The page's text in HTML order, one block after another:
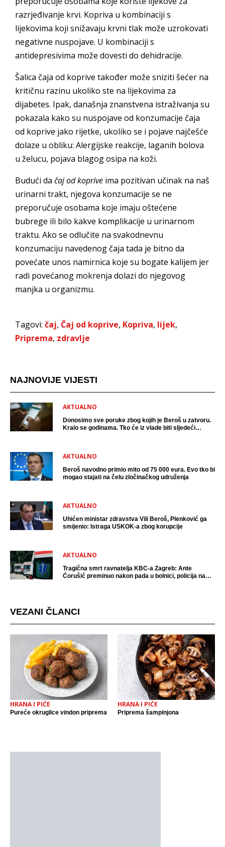
razrjeđivanje krvi. Kopriva u kombinaciji s
lijekovima koji snižavaju krvni tlak može uzrokovati
negativne nuspojave. U kombinaciji s
antidepresivima može dovesti do dehidracije.
Šalica čaja od koprive također može sniziti šećer na
kritičnu razinu ukoliko ste na lijekovima za
dijabetes. Ipak, današnja znanstvena istraživanja su
pokazala kako su nuspojave od konzumacije čaja
od koprive jako rijetke, ukoliko se i pojave najčešće
dolaze u obliku: Alergijske reakcije, laganih bolova
u želucu, pojava blagog osipa na koži.
Budući da čaj od koprive ima pozitivan učinak na naš
urinarni trakt, njegova konzumacije se ne
preporučuje osobama koje imaju oštećene
bubrege ili bilo kakve komplikacije u urinarnom
traktu. Ako se odlučite na svakodnevnu
konzumaciju navedenog čaja tada je bitno da
povećate unos namirnica koje su bogate kalijem jer
radi povećanog mokrenja dolazi do njegovog
manjka u organizmu.
Tagovi: čaj, Čaj od koprive, Kopriva, lijek,
Priprema, zdravlje
NAJNOVIJE VIJESTI
AKTUALNO
Donosimo sve poruke zbog kojih je Beroš u zatvoru.
Kralo se godinama. Tko će iz vlade biti sljedeći
AKTUALNO
Beroš navodno primio mito od 75 000 eura. Evo tko bi
mogao stajati na čelu zločinačkog udruženja
AKTUALNO
Uhićen ministar zdravstva Vili Beroš, Plenković ga
smijenio: Istraga USKOK-a zbog korupcije
AKTUALNO
Tragična smrt ravnatelja KBC-a Zagreb: Ante
Ćorušić preminuo nakon pada u bolnici, policija na
VEZANI ČLANCI
HRANA I PIĆE
Pureće okruglice vindon priprema
HRANA I PIĆE
Priprema šampinjona